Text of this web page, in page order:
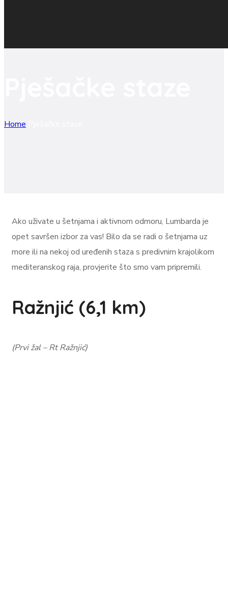
Home
Ako uživate u šetnjama i aktivnom odmoru, Lumbarda je
opet savršen izbor za vas! Bilo da se radi o šetnjama uz
more ili na nekoj od uređenih staza s predivnim krajolikom
mediteranskog raja, provjerite što smo vam pripremili.
Ražnjić (6,1 km)
(Prvi žal – Rt Ražnjić)